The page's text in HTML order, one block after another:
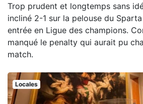
Trop prudent et longtemps sans
incliné 2-1 sur la pelouse du
entrée en Ligue des champions.
manqué le penalty qui aurait pu
match.
Locales